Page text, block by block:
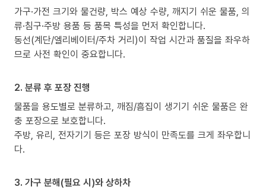
가구·가전 크기와 물건량, 박스 예상 수량, 깨지기 쉬운 물품, 의
류·침구·주방 용품 등 품목 특성을 먼저 확인합니다.
동선(계단/엘리베이터/주차 거리)이 작업 시간과 품질을 좌우하
므로 사전 확인이 중요합니다.
2. 분류 후 포장 진행
물품을 용도별로 분류하고, 깨짐/흠집이 생기기 쉬운 물품은 완
충 포장으로 보호합니다.
주방, 유리, 전자기기 등은 포장 방식이 만족도를 크게 좌우합니
다.
3. 가구 분해(필요 시)와 상하차